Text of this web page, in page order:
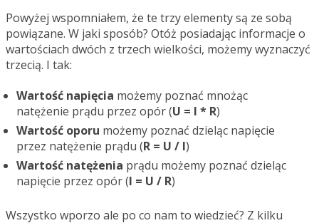
Powyżej wspomniałem, że te trzy elementy są ze sobą
powiązane. W jaki sposób? Otóż posiadając informacje o
wartościach dwóch z trzech wielkości, możemy wyznaczyć
trzecią. I tak:
Wartość napięcia możemy poznać mnożąc
natężenie prądu przez opór (U = I * R)
Wartość oporu możemy poznać dzieląc napięcie
przez natężenie prądu (R = U / I)
Wartość natężenia prądu możemy poznać dzieląc
napięcie przez opór (I = U / R)
Wszystko wporzo ale po co nam to wiedzieć? Z kilku